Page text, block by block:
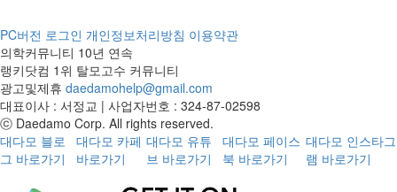
PC버전 로그인 개인정보처리방침 이용약관
의학커뮤니티 10년 연속
랭키닷컴 1위 탈모고수 커뮤니티
광고및제휴 daedamohelp@gmail.com
대표이사 : 서정교 | 사업자번호 : 324-87-02598
ⓒ Daedamo Corp. All rights reserved.
대다모 블로
그 바로가기
대다모 카페
바로가기
대다모 유튜
브 바로가기
대다모 페이스
북 바로가기
대다모 인스타그
램 바로가기